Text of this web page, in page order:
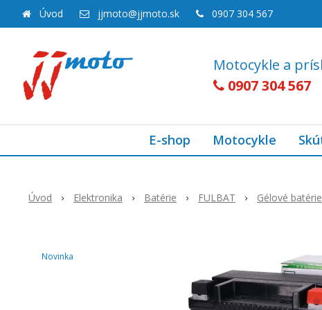
Motocykle a
0907 304 567
Úvod jjmoto@jjmoto.sk 0907 304 567
E-shop Motocykle
Úvod Elektronika Batérie FULBAT Gélové batérie
Novinka